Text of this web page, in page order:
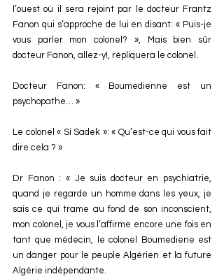
l’ouest où il sera rejoint par le docteur Frantz
Fanon qui s’approche de lui en disant: « Puis-je
vous parler mon colonel? », Mais bien sûr
docteur Fanon, allez-y!, répliquera le colonel.
Docteur Fanon: « Boumedienne est un
psychopathe… »
Le colonel « Si Sadek »: « Qu’est-ce qui vous fait
dire cela ? »
Dr Fanon : « Je suis docteur en psychiatrie,
quand je regarde un homme dans les yeux, je
sais ce qui trame au fond de son inconscient,
mon colonel, je vous l’affirme encore une fois en
tant que médecin, le colonel Boumediene est
un danger pour le peuple Algérien et la future
Algérie indépendante.